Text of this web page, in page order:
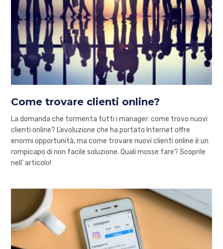
Come trovare clienti online?
La domanda che tormenta tutti i manager: come trovo nuovi
clienti online? L’evoluzione che ha portato Internet offre
enormi opportunità, ma come trovare nuovi clienti online è un
rompicapo di non facile soluzione. Quali mosse fare? Scoprile
nell’ articolo!